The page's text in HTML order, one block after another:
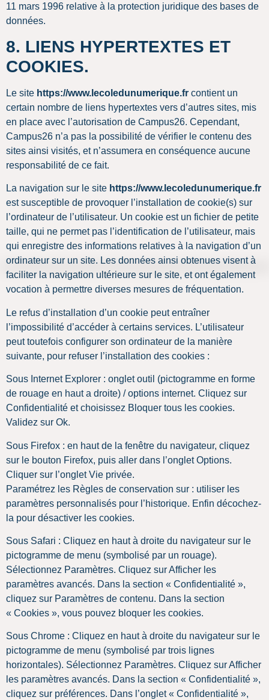
11 mars 1996 relative à la protection juridique des bases de
données.
8. LIENS HYPERTEXTES ET
COOKIES.
Le site https://www.lecoledunumerique.fr contient un
certain nombre de liens hypertextes vers d’autres sites, mis
en place avec l’autorisation de Campus26. Cependant,
Campus26 n’a pas la possibilité de vérifier le contenu des
sites ainsi visités, et n’assumera en conséquence aucune
responsabilité de ce fait.
La navigation sur le site https://www.lecoledunumerique.fr
est susceptible de provoquer l’installation de cookie(s) sur
l’ordinateur de l’utilisateur. Un cookie est un fichier de petite
taille, qui ne permet pas l’identification de l’utilisateur, mais
qui enregistre des informations relatives à la navigation d’un
ordinateur sur un site. Les données ainsi obtenues visent à
faciliter la navigation ultérieure sur le site, et ont également
vocation à permettre diverses mesures de fréquentation.
Le refus d’installation d’un cookie peut entraîner
l’impossibilité d’accéder à certains services. L’utilisateur
peut toutefois configurer son ordinateur de la manière
suivante, pour refuser l’installation des cookies :
Sous Internet Explorer : onglet outil (pictogramme en forme
de rouage en haut a droite) / options internet. Cliquez sur
Confidentialité et choisissez Bloquer tous les cookies.
Validez sur Ok.
Sous Firefox : en haut de la fenêtre du navigateur, cliquez
sur le bouton Firefox, puis aller dans l’onglet Options.
Cliquer sur l’onglet Vie privée.
Paramétrez les Règles de conservation sur : utiliser les
paramètres personnalisés pour l’historique. Enfin décochez-
la pour désactiver les cookies.
Sous Safari : Cliquez en haut à droite du navigateur sur le
pictogramme de menu (symbolisé par un rouage).
Sélectionnez Paramètres. Cliquez sur Afficher les
paramètres avancés. Dans la section « Confidentialité »,
cliquez sur Paramètres de contenu. Dans la section
« Cookies », vous pouvez bloquer les cookies.
Sous Chrome : Cliquez en haut à droite du navigateur sur le
pictogramme de menu (symbolisé par trois lignes
horizontales). Sélectionnez Paramètres. Cliquez sur Afficher
les paramètres avancés. Dans la section « Confidentialité »,
cliquez sur préférences. Dans l’onglet « Confidentialité »,